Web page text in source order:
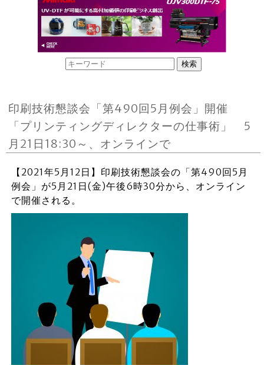
印刷技術懇談会「第490回5月例会」開催
「プリンティングディレクターの仕事術」 5
月21日18:30～、オンラインで
【2021年5月12日】印刷技術懇談会の「第490回5月
例会」が5月21日(金)午後6時30分から、オンライン
で開催される。